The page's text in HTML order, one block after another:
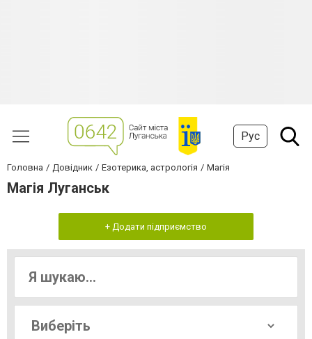
Рус
Головна Довідник Езотерика, астрологія Магія
Магія Луганськ
+ Додати підприємство